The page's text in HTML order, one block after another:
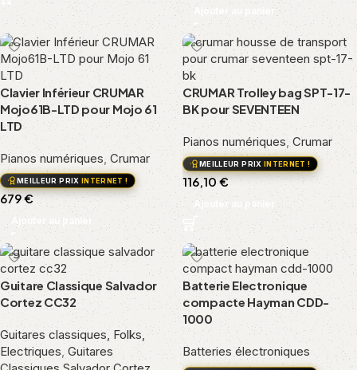
Ajouter au panier
Clavier Inférieur CRUMAR
Mojo61B-LTD pour Mojo 61
LTD
Pianos numériques, Crumar
MEILLEUR PRIX INTERNET !
679€
Ajouter au panier
CRUMAR Trolley bag SPT-17-
BK pour SEVENTEEN
Pianos numériques,Crumar
MEILLEUR PRIX INTERNET !
116,10€
Ajouter au panier
Guitare Classique Salvador
Cortez CC32
Guitares classiques, Folks,
Electriques, Guitares
Batterie Electronique
compacte Hayman CDD-
1000
Batteries électroniques